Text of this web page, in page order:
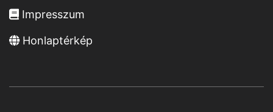
Impresszum
Honlaptérkép